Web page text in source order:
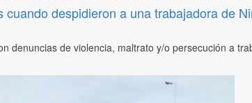
despidieron a una trabajadora de
denuncias de violencia, maltrato y/o persecución a